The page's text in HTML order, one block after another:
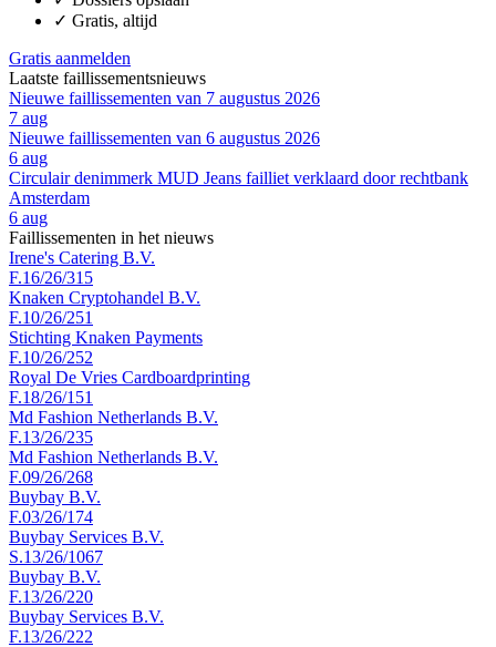
✓ Gratis, altijd
Gratis aanmelden
Laatste faillissementsnieuws
Nieuwe faillissementen van 7 augustus 2026
7 aug
Nieuwe faillissementen van 6 augustus 2026
6 aug
Circulair denimmerk MUD Jeans failliet verklaard door rechtbank
Amsterdam
6 aug
Faillissementen in het nieuws
Irene's Catering B.V.
F.16/26/315
Knaken Cryptohandel B.V.
F.10/26/251
Stichting Knaken Payments
F.10/26/252
Royal De Vries Cardboardprinting
F.18/26/151
Md Fashion Netherlands B.V.
F.13/26/235
Md Fashion Netherlands B.V.
F.09/26/268
Buybay B.V.
F.03/26/174
Buybay Services B.V.
S.13/26/1067
Buybay B.V.
F.13/26/220
Buybay Services B.V.
F.13/26/222